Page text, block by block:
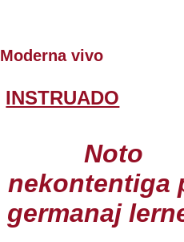
Moderna vivo
INSTRUADO
Noto
nekontentiga
germanaj